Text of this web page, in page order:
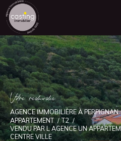
Vore recece
AGENCE IMMOBILIÈRE À PERPIGNAN
APPARTEMENT
T2
VENDU PAR L AGENCE UN
CENTRE VILLE